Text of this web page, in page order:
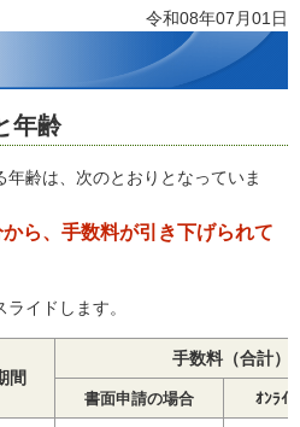
令和08年07月01日
年齢
齢は、次のとおりとなっていま
ら、手数料が引き下げられて
イドします。
間
手数料（合計）
書面申請の場合 ｵﾝﾗｲ